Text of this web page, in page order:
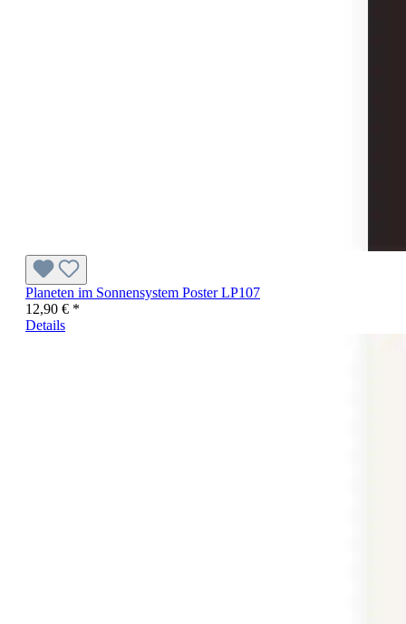
Planeten im Sonnensystem Poster LP107
12,90 € *
Details